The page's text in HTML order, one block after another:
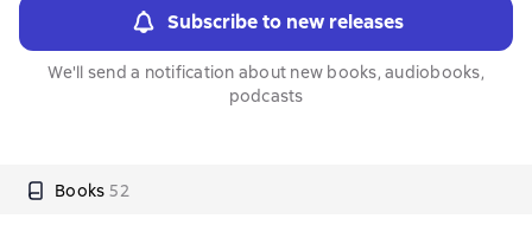
Subscribe to new releases
We'll send a notification about new books, audiobooks,
podcasts
Books 52